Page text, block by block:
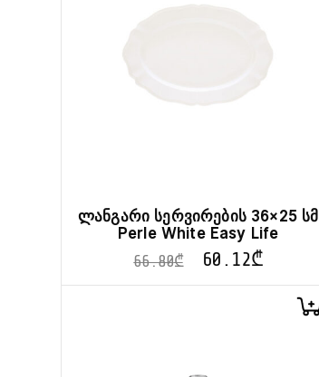
ლანგარი სერვირების 36×25 სმ
Perle White Easy Life
66.80₾ 60.12₾